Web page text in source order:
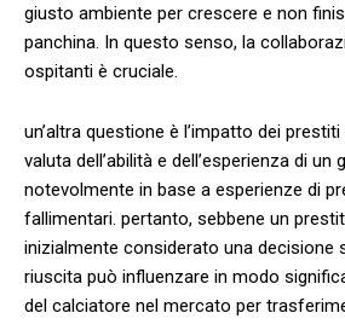
giusto​ ambiente ‍per crescere e non‍
panchina. In questo senso, la
ospitanti ⁢è cruciale.
un’altra ‍questione è l’impatto dei ‍prestiti
valuta dell’abilità e dell’esperienza di
notevolmente in base a ‌esperienze di
fallimentari. ‍pertanto, sebbene un⁢
inizialmente considerato una​ decisione
riuscita ⁢può‍ influenzare in modo
del calciatore ‍nel mercato per